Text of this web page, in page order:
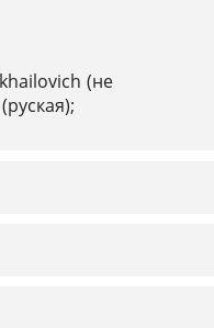
(не